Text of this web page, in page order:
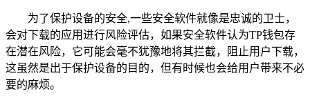
为了保护设备的安全,一些安全软件就像是忠诚的卫士，
会对下载的应用进行风险评估，如果安全软件认为TP钱包存
在潜在风险，它可能会毫不犹豫地将其拦截，阻止用户下载，
这虽然是出于保护设备的目的，但有时候也会给用户带来不必
要的麻烦。